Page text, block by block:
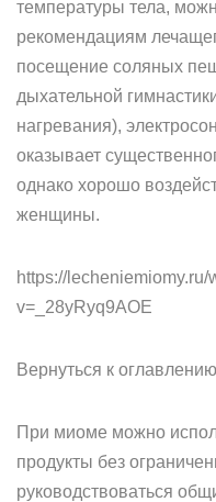
температуры тела,
рекомендациям
посещение соляных
дыхательной
нагревания),
оказывает
однако хорошо
женщины.
https://
v=_28yRyq9AOE
Вернуться к оглавлению
При миоме можно
продукты без
руководствоваться